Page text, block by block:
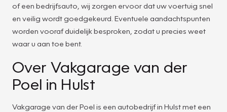
of een bedrijfsauto, wij zorgen ervoor dat uw voertuig snel
en veilig wordt goedgekeurd. Eventuele aandachtspunten
worden vooraf duidelijk besproken, zodat u precies weet
waar u aan toe bent.
Over Vakgarage van der
Poel in Hulst
Vakgarage van der Poel is een autobedrijf in Hulst met een